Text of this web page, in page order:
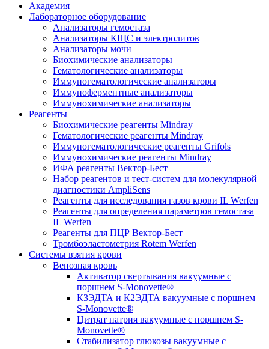
Академия
Лабораторное оборудование
Анализаторы гемостаза
Анализаторы КЩС и электролитов
Анализаторы мочи
Биохимические анализаторы
Гематологические анализаторы
Иммуногематологические анализаторы
Иммуноферментные анализаторы
Иммунохимические анализаторы
Реагенты
Биохимические реагенты Mindray
Гематологические реагенты Mindray
Иммуногематологические реагенты Grifols
Иммунохимические реагенты Mindray
ИФА реагенты Вектор-Бест
Набор реагентов и тест-систем для молекулярной
диагностики AmpliSens
Реагенты для исследования газов крови IL Werfen
Реагенты для определения параметров гемостаза
IL Werfen
Реагенты для ПЦР Вектор-Бест
Тромбоэластометрия Rotem Werfen
Системы взятия крови
Венозная кровь
Активатор свертывания вакуумные с
поршнем S-Monovette®
К3ЭДТА и К2ЭДТА вакуумные с поршнем
S-Monovette®
Цитрат натрия вакуумные с поршнем S-
Monovette®
Стабилизатор глюкозы вакуумные с